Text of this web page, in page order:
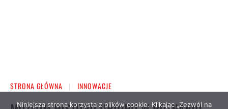
Niniejsza strona korzysta z plików cookie. Klikając „Zezwól na